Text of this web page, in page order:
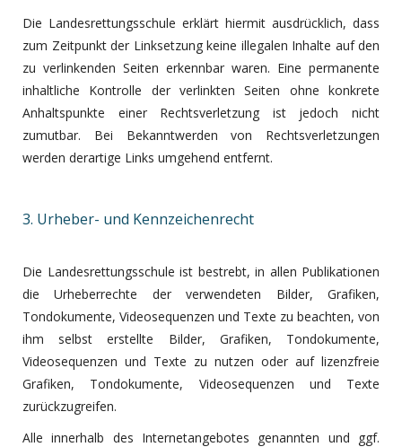
Die Landesrettungsschule erklärt hiermit ausdrücklich, dass
zum Zeitpunkt der Linksetzung keine illegalen Inhalte auf den
zu verlinkenden Seiten erkennbar waren. Eine permanente
inhaltliche Kontrolle der verlinkten Seiten ohne konkrete
Anhaltspunkte einer Rechtsverletzung ist jedoch nicht
zumutbar. Bei Bekanntwerden von Rechtsverletzungen
werden derartige Links umgehend entfernt.
3. Urheber- und Kennzeichenrecht
Die Landesrettungsschule ist bestrebt, in allen Publikationen
die Urheberrechte der verwendeten Bilder, Grafiken,
Tondokumente, Videosequenzen und Texte zu beachten, von
ihm selbst erstellte Bilder, Grafiken, Tondokumente,
Videosequenzen und Texte zu nutzen oder auf lizenzfreie
Grafiken, Tondokumente, Videosequenzen und Texte
zurückzugreifen.
Alle innerhalb des Internetangebotes genannten und ggf.